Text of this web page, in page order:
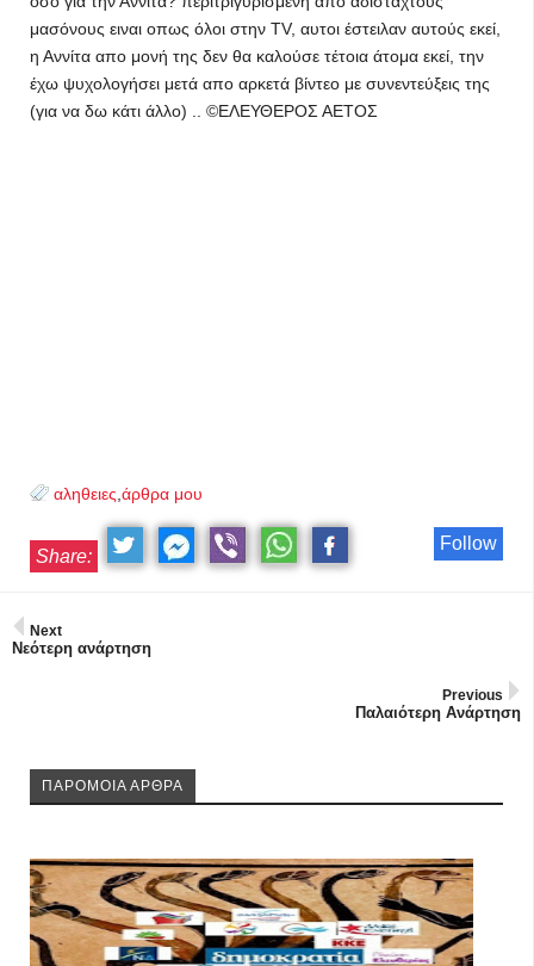
μασόνους ειναι οπως όλοι στην TV, αυτοι έστειλαν αυτούς εκεί,
η Αννίτα απο μονή της δεν θα καλούσε τέτοια άτομα εκεί, την
έχω ψυχολογήσει μετά απο αρκετά βίντεο με συνεντεύξεις της
(για να δω κάτι άλλο) .. ©ΕΛΕΥΘΕΡΟΣ ΑΕΤΟΣ
αληθειες άρθρα μου
Follow
Share:
Next
Νεότερη ανάρτηση
Previous
Παλαιότερη Ανάρτηση
ΠΑΡΟΜΟΙΑ ΑΡΘΡΑ